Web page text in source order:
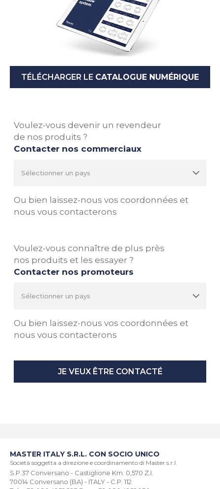
TÉLÉCHARGER LE CATALOGUE NUMÉRIQUE
Voulez-vous devenir un revendeur
de nos produits ?
Contacter nos commerciaux
Ou bien laissez-nous vos coordonnées et
nous vous contacterons
Voulez-vous connaître de plus près
nos produits et les essayer ?
Contacter nos promoteurs
Ou bien laissez-nous vos coordonnées et
nous vous contacterons
JE VEUX ÊTRE CONTACTÉ
MASTER ITALY S.R.L. CON SOCIO UNICO
Società soggetta a direzione e coordinamento di Master s.r.l.
S.P.37 Conversano - Castiglione Km. 0,570 Z.I.
70014 Conversano (BA) - ITALY - C.P. 112